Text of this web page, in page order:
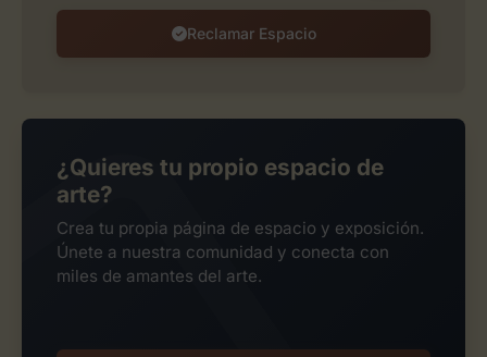
Reclamar Espacio
¿Quieres tu propio espacio de
arte?
Crea tu propia página de espacio y exposición.
Únete a nuestra comunidad y conecta con
miles de amantes del arte.